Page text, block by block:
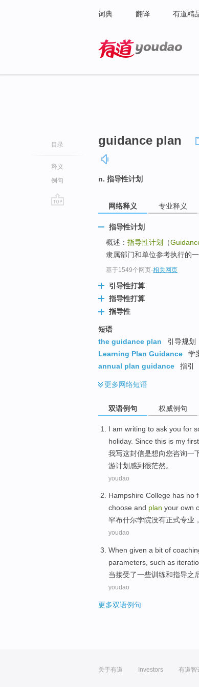
词典 翻译 有道精
目录
释义
例句
guidance plan
n. 指导性计划
网络释义 专业释义
指导性计划
概述： 指导性计划 （
隶属部门和单位参考执行的一..
基于1549个网页-相关网页
引导性打算
指导性打算
指导性
短语
the guidance plan
引导规划
Learning Plan Guidance
学
annual plan guidance
指引
更多网络短语
双语例句 权威例句
I am writing to ask you for
holiday. Since this is my first
我写这封信是想向您咨询一
游计划感到很茫然。
youdao
Hampshire College has no
choose and plan your own
罕布什尔学院没有正式专业 ，
youdao
When given a bit of
parameters such as
当接受了一些训练和指导之
youdao
更多双语例句
关于有道 Investors 有道智